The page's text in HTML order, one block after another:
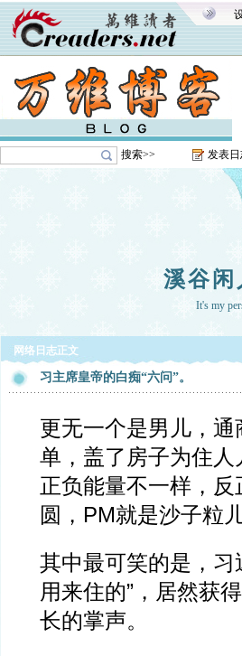
搜索>> 发表
溪谷闲
It's my
网络日志正文
习主席皇帝的白痴“六问”。
更无一个是男儿，
单，盖了房子为住人
正负能量不一样，
圆，PM就是沙子粒儿
其中最可笑的是，习
用来住的”，居然获
长的掌声。